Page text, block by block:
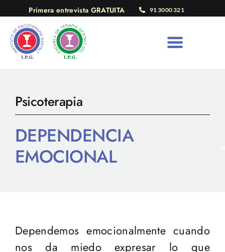
contenido
Primera entrevista GRATUITA 91 3000 321
Psicoterapia
DEPENDENCIA
EMOCIONAL
Dependemos emocionalmente cuando
nos da miedo expresar lo que